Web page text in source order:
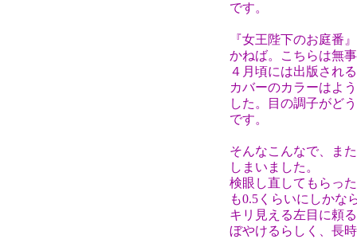
です。
『女王陛下のお庭番
かねば。こちらは無
４月頃には出版され
カバーのカラーはよ
した。目の調子がど
です。
そんなこんなで、ま
しまいました。
検眼し直してもらっ
も0.5くらいにしかな
キリ見える左目に頼
ぼやけるらしく、長